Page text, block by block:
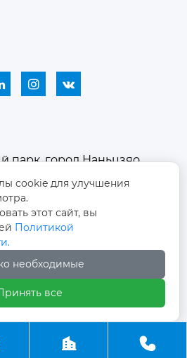
 
город Наньцзяо,
город Цзыбо, провинция
 
cookie для улучшения
этот сайт, вы
Политикой
необходимые
все